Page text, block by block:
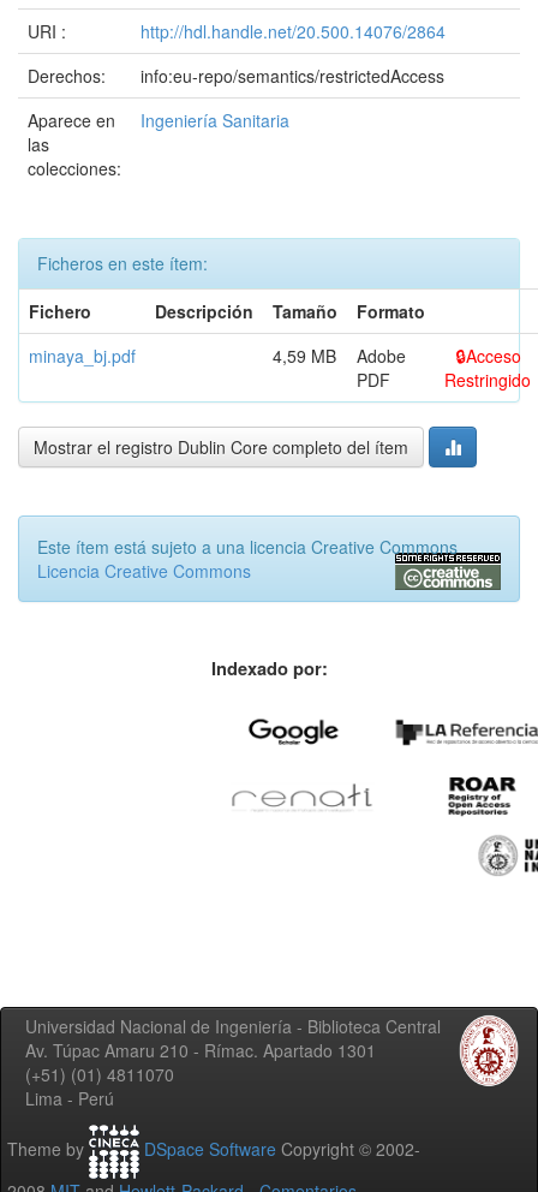
URI :
http://hdl.handle.net/20.500.14076/2864
Derechos:
info:eu-repo/semantics/restrictedAccess
Aparece en
las
colecciones:
Ingeniería Sanitaria
Ficheros en este ítem:
Fichero
Descripción Tamaño
Formato
minaya_bj.pdf
4,59 MB
Adobe
PDF
Acceso
Restringido
Mostrar el registro Dublin Core completo del ítem
Este ítem está sujeto a una licencia Creative Commons
Licencia Creative Commons
Indexado por:
Universidad Nacional de Ingeniería - Biblioteca Central
Av. Túpac Amaru 210 - Rímac. Apartado 1301
(+51) (01) 4811070
Lima - Perú
Theme by DSpace Software Copyright © 2002-